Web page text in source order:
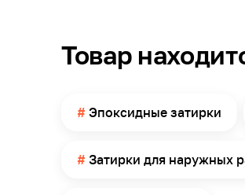
Размер шва
Жизнеспособность раствора
Прочность на сжатие
Товар
Эпоксидные затирки
Затирки для наружных